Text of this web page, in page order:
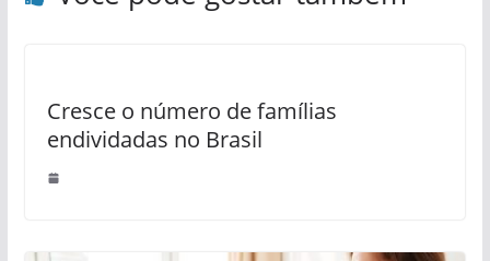
Cresce o número de famílias
endividadas no Brasil